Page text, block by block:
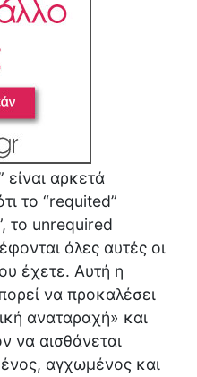
αρκετά
το “requited”
το unrequired
όλες αυτές οι
έχετε. Αυτή η
να προκαλέσει
αναταραχή» και
να αισθάνεται
αγχωμένος και